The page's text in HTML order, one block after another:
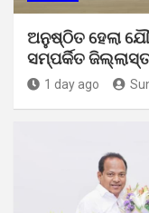
ଅନୁଷ୍ଠିତ ହେଲା
ସମ୍ପର୍କିତ
1 day ago